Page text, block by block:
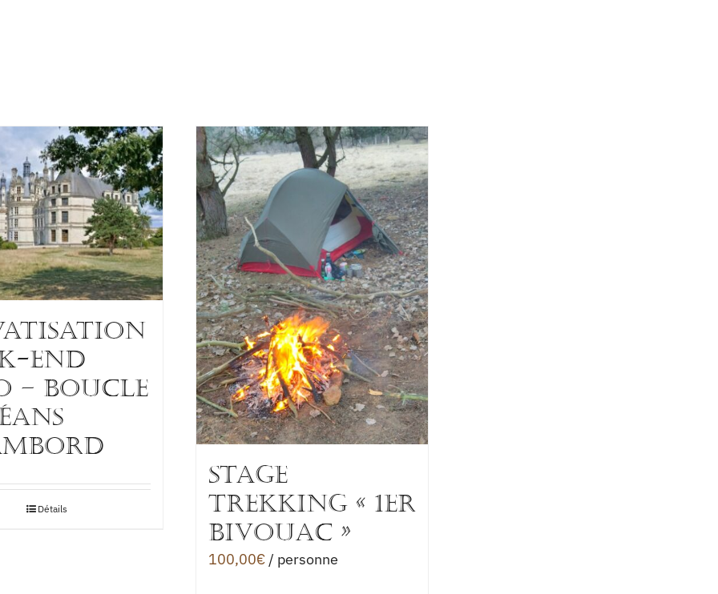
END
– BOUCLE
Détails
STAGE
TREKKING « 1er
BIVOUAC »
100,00€ / personne